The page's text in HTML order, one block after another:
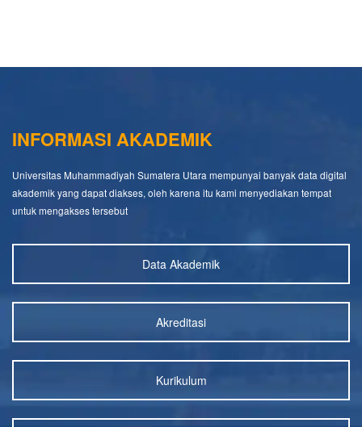
INFORMASI AKADEMIK
Universitas Muhammadiyah Sumatera Utara mempunyai banyak data digital
akademik yang dapat diakses, oleh karena itu kami menyediakan tempat
untuk mengakses tersebut
Data Akademik
Akreditasi
Kurikulum